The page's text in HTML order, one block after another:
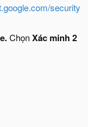
security
ChọnXác minh 2